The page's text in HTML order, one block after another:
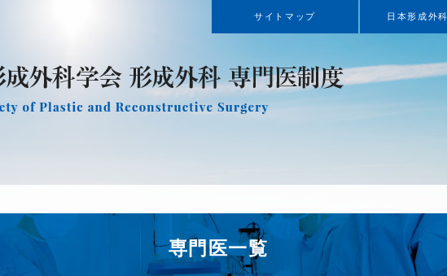
サイトマップ 日本形成外
専門医一覧